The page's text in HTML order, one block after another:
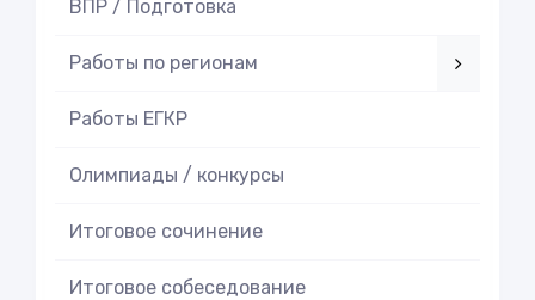
ВПР / Подготовка
Работы по регионам
Работы ЕГКР
Олимпиады / конкурсы
Итоговое cочинение
Итоговое cобеседование